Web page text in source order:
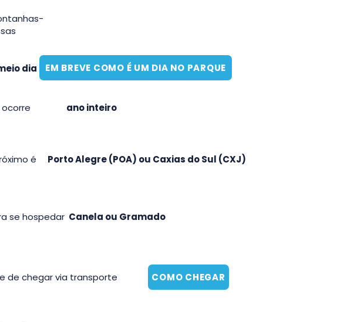
dia EM BREVE COMO É UM DIA NO PARQUE
ano inteiro
é
Porto Alegre (POA) ou Caxias do Sul (CXJ)
se hospedar Canela ou Gramado
de chegar via transporte
COMO CHEGAR